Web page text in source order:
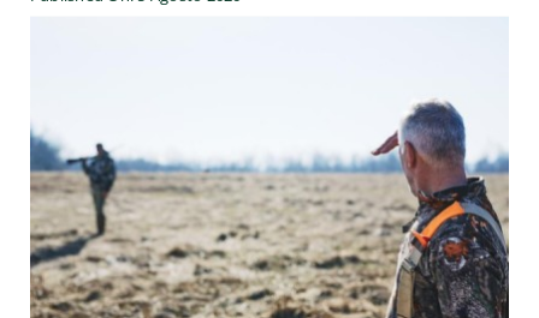
#We Fish
Blog
Preventivo online